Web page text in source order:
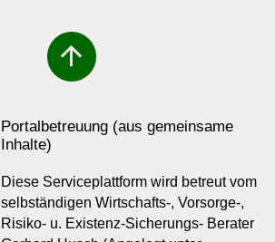
arrow_upward
Portalbetreuung (aus gemeinsame
Inhalte)
Diese Serviceplattform wird betreut vom
selbständigen Wirtschafts-, Vorsorge-,
Risiko- u. Existenz-Sicherungs- Berater